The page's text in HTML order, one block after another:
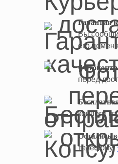
Гарантия
Вы
его
перед
конверт
Остались
телефону: